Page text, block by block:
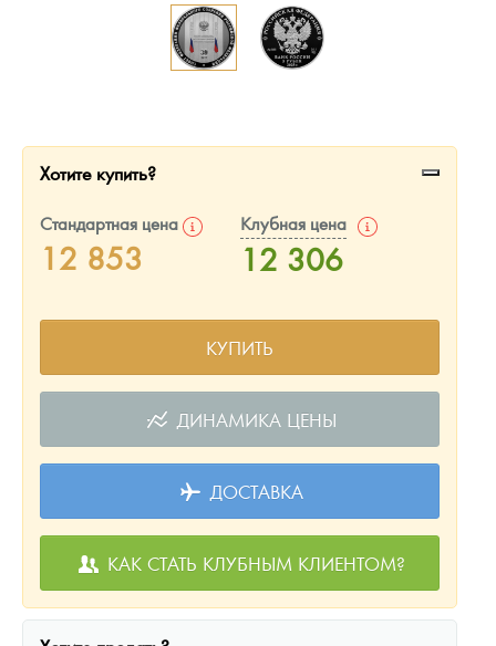
Золотая карманная галерея
Хотите купить?
Стандартная цена
12 853
Клубная цена
12 306
КУПИТЬ
ДИНАМИКА ЦЕНЫ
ДОСТАВКА
КАК СТАТЬ КЛУБНЫМ КЛИЕНТОМ?